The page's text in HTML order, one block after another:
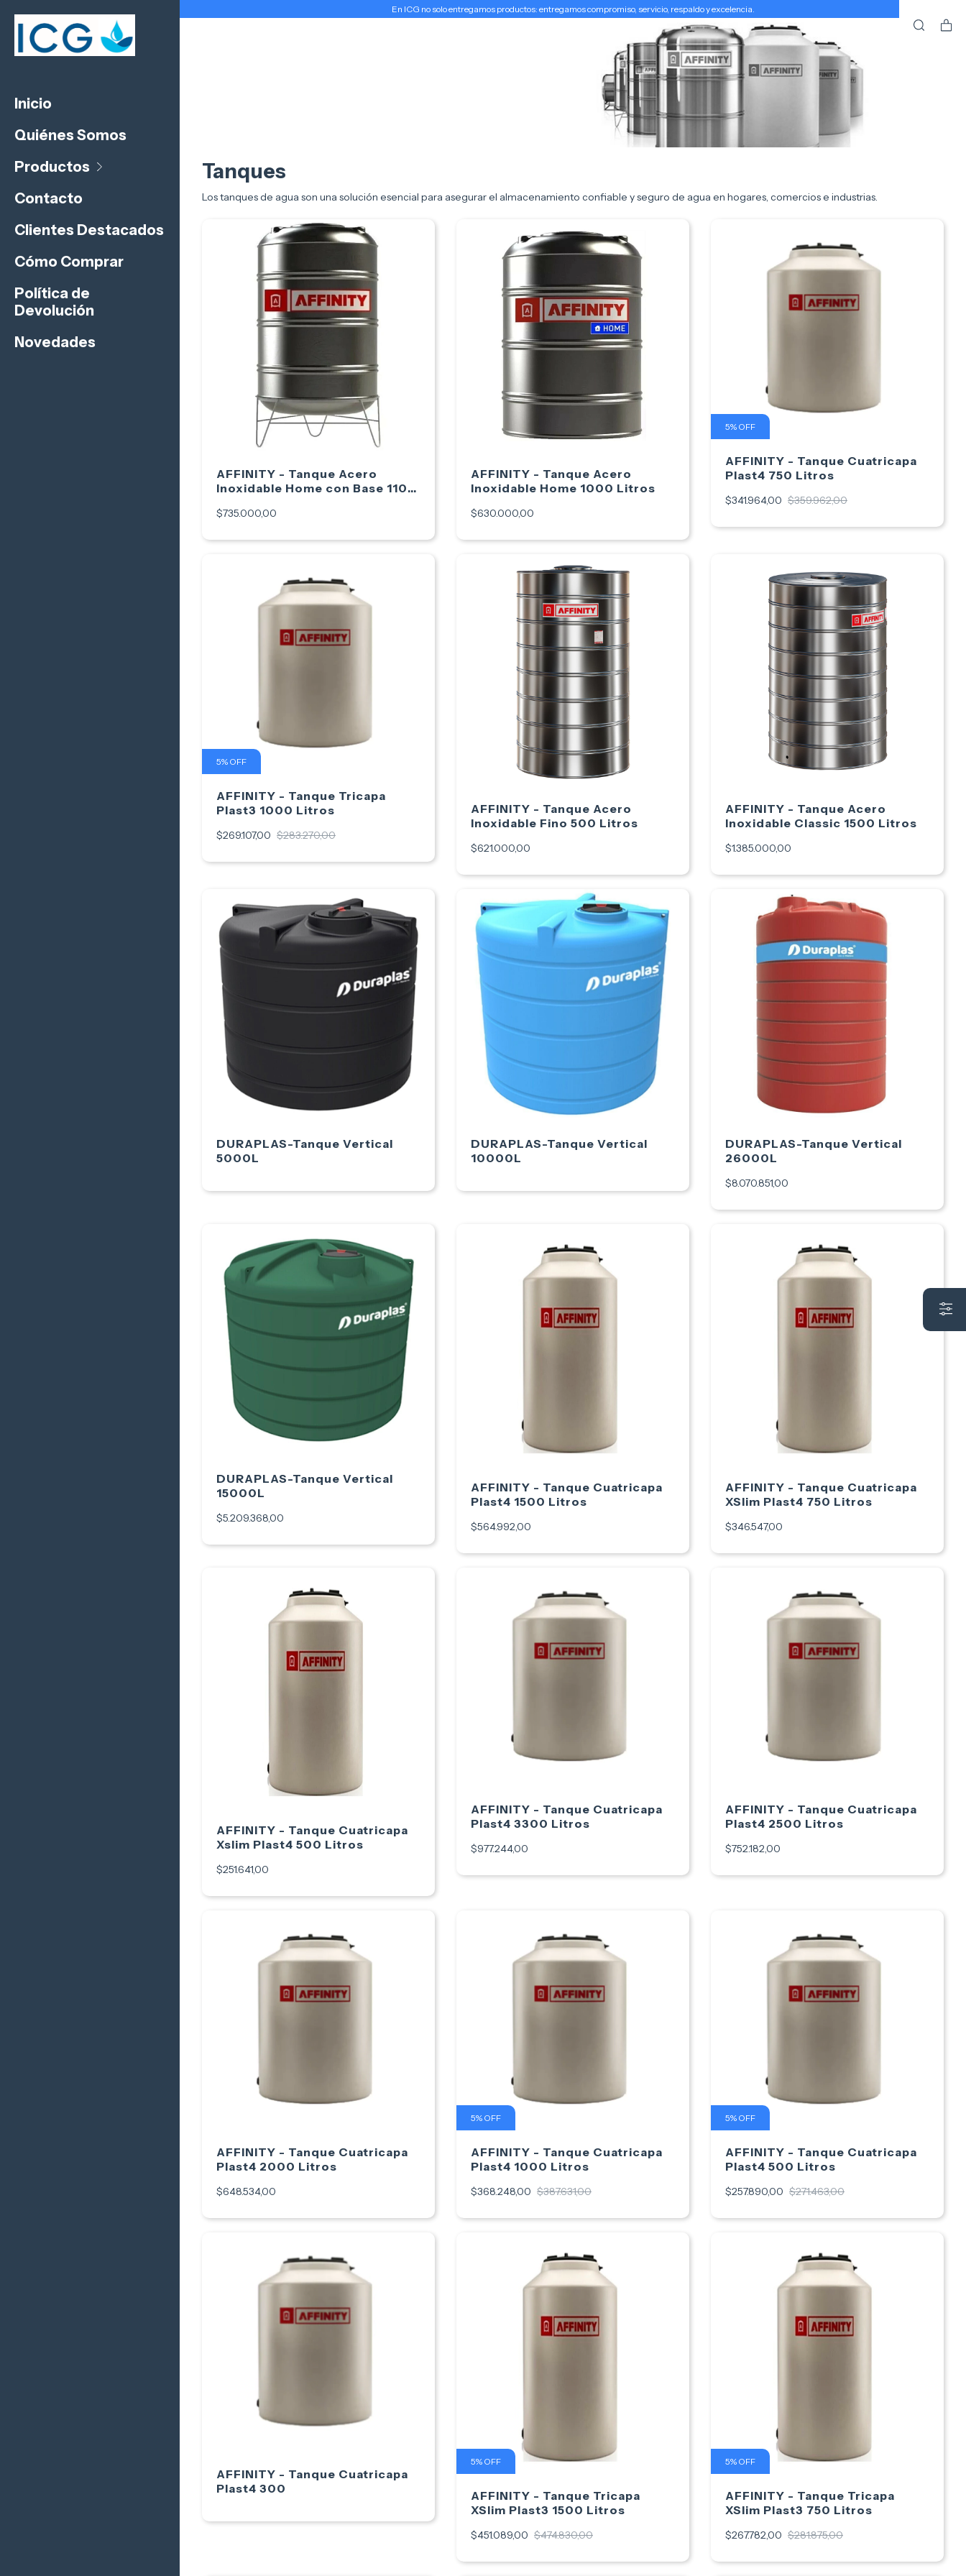
Inicio
Quiénes Somos
Productos
Contacto
Clientes Destacados
Cómo Comprar
Política de
Devolución
Novedades
En ICG no solo entregamos productos: entregamos compromiso, servicio, respaldo y excelencia.
Tanques
Los tanques de agua son una solución esencial para asegurar el almacenamiento confiable y seguro de agua en hogares, comercios e industrias.
AFFINITY - Tanque Acero
Inoxidable Home con Base 1100
$735.000,00
AFFINITY - Tanque Acero
Inoxidable Home 1000 Litros
$630.000,00
5% OFF
AFFINITY - Tanque Cuatricapa
Plast4 750 Litros
$341.964,00 $359.962,00
5% OFF
AFFINITY - Tanque Tricapa
Plast3 1000 Litros
$269.107,00 $283.270,00
AFFINITY - Tanque Acero
Inoxidable Fino 500 Litros
$621.000,00
AFFINITY - Tanque Acero
Inoxidable Classic 1500 Litros
$1.385.000,00
DURAPLAS-Tanque Vertical
5000L
DURAPLAS-Tanque Vertical
10000L
DURAPLAS-Tanque Vertical
26000L
$8.070.851,00
DURAPLAS-Tanque Vertical
15000L
$5.209.368,00
AFFINITY - Tanque Cuatricapa
Plast4 1500 Litros
$564.992,00
AFFINITY - Tanque Cuatricapa
XSlim Plast4 750 Litros
$346.547,00
AFFINITY - Tanque Cuatricapa
Xslim Plast4 500 Litros
$251.641,00
AFFINITY - Tanque Cuatricapa
Plast4 3300 Litros
$977.244,00
AFFINITY - Tanque Cuatricapa
Plast4 2500 Litros
$752.182,00
AFFINITY - Tanque Cuatricapa
Plast4 2000 Litros
$648.534,00
5% OFF
AFFINITY - Tanque Cuatricapa
Plast4 1000 Litros
$368.248,00 $387.631,00
5% OFF
AFFINITY - Tanque Cuatricapa
Plast4 500 Litros
$257.890,00 $271.463,00
AFFINITY - Tanque Cuatricapa
Plast4 300
5% OFF
AFFINITY - Tanque Tricapa
XSlim Plast3 1500 Litros
$451.089,00 $474.830,00
5% OFF
AFFINITY - Tanque Tricapa
XSlim Plast3 750 Litros
$267.782,00 $281.875,00